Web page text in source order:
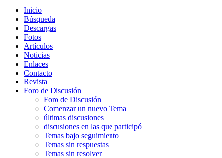
Inicio
Búsqueda
Descargas
Fotos
Artículos
Noticias
Enlaces
Contacto
Revista
Foro de Discusión
Foro de Discusión
Comenzar un nuevo Tema
últimas discusiones
discusiones en las que participó
Temas bajo seguimiento
Temas sin respuestas
Temas sin resolver